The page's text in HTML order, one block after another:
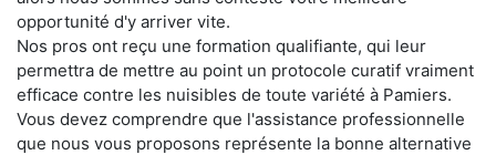
opportunité d'y arriver vite.
Nos pros ont reçu une formation qualifiante, qui leur
permettra de mettre au point un protocole curatif vraiment
efficace contre les nuisibles de toute variété à Pamiers.
Vous devez comprendre que l'assistance professionnelle
que nous vous proposons représente la bonne alternative